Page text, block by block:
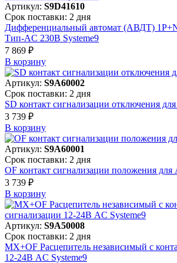
Артикул: S9D41610
Срок поставки: 2 дня
Дифференциальный автомат (АВДТ)
Тип-AC 230В Systeme9
7 869 ₽
В корзинy
Артикул: S9A60002
Срок поставки: 2 дня
SD контакт сигнализации отключения
3 739 ₽
В корзинy
Артикул: S9A60001
Срок поставки: 2 дня
OF контакт сигнализации положения для
3 739 ₽
В корзинy
Артикул: S9A50008
Срок поставки: 2 дня
MX+OF Расцепитель независимый с
12-24В AC Systeme9